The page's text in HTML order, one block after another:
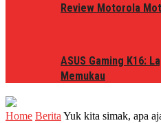
Review Motorola
ASUS Gaming K16:
Memukau
Home Berita Yuk kita simak, apa